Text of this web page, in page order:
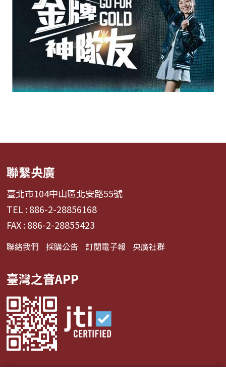
聯繫央廣
臺北市104中山區北安路55號
TEL : 886-2-28856168
FAX : 886-2-28855423
聯絡我們 採購公告 訂閱電子報 央廣社群
臺灣之音APP